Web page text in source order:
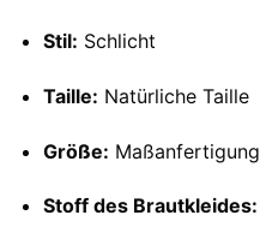
Stil: Schlicht
Taille: Natürliche Taille
Größe: Maßanfertigung
Stoff des Brautkleides: